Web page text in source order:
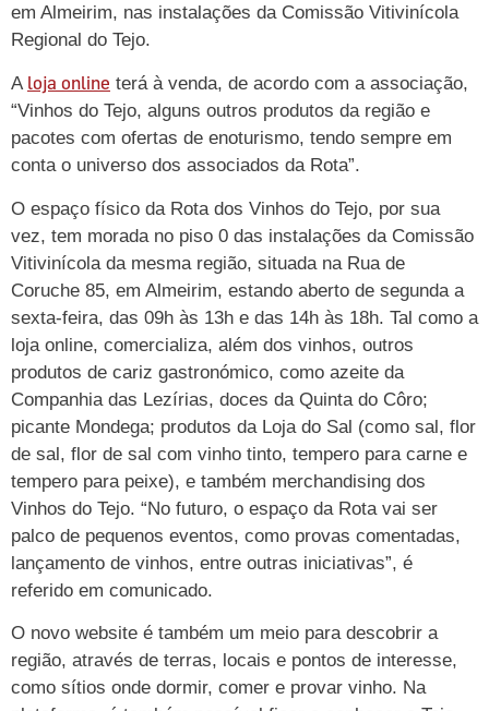
em Almeirim, nas instalações da Comissão Vitivinícola
Regional do Tejo.
A loja online terá à venda, de acordo com a associação,
“Vinhos do Tejo, alguns outros produtos da região e
pacotes com ofertas de enoturismo, tendo sempre em
conta o universo dos associados da Rota”.
O espaço físico da Rota dos Vinhos do Tejo, por sua
vez, tem morada no piso 0 das instalações da Comissão
Vitivinícola da mesma região, situada na Rua de
Coruche 85, em Almeirim, estando aberto de segunda a
sexta-feira, das 09h às 13h e das 14h às 18h. Tal como a
loja online, comercializa, além dos vinhos, outros
produtos de cariz gastronómico, como azeite da
Companhia das Lezírias, doces da Quinta do Côro;
picante Mondega; produtos da Loja do Sal (como sal, flor
de sal, flor de sal com vinho tinto, tempero para carne e
tempero para peixe), e também merchandising dos
Vinhos do Tejo. “No futuro, o espaço da Rota vai ser
palco de pequenos eventos, como provas comentadas,
lançamento de vinhos, entre outras iniciativas”, é
referido em comunicado.
O novo website é também um meio para descobrir a
região, através de terras, locais e pontos de interesse,
como sítios onde dormir, comer e provar vinho. Na